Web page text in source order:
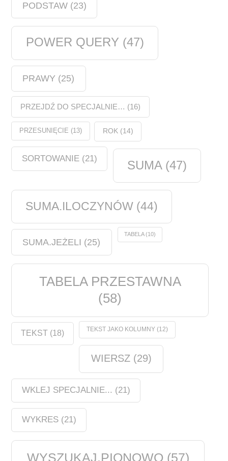
PODSTAW(23)
POWER QUERY (47)
PRAWY (25)
PRZEJDŹ DO SPECJALNIE… (16)
PRZESUNIĘCIE (13) ROK(14)
SORTOWANIE(21) SUMA(47)
SUMA.ILOCZYNÓW (44)
SUMA.JEŻELI (25)
TABELA(10)
TABELA PRZESTAWNA
(58)
TEKST (18) TEKST JAKO KOLUMNY(12)
WIERSZ(29)
WKLEJ SPECJALNIE... (21)
WYKRES(21)
WYSZUKAJ.PIONOWO (57)